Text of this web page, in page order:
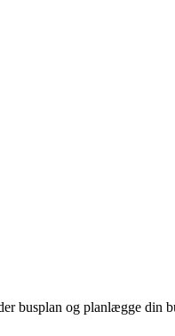
busplan og planlægge din